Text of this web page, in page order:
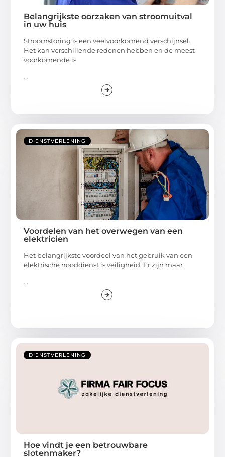
Belangrijkste oorzaken van stroomuitval
in uw huis
Stroomstoring is een veelvoorkomend verschijnsel.
Het kan verschillende redenen hebben en de meest
voorkomende is
...
DIENSTVERLENING
Voordelen van het overwegen van een
elektricien
Het belangrijkste voordeel van het gebruik van een
elektrische nooddienst is veiligheid. Er zijn maar
...
DIENSTVERLENING
Hoe vindt je een betrouwbare
slotenmaker?